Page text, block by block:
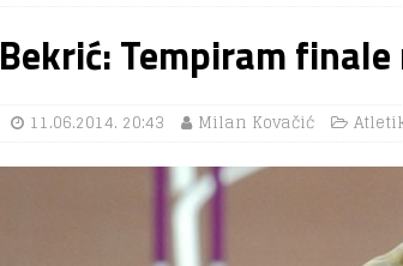
Bekrić: Tempiram finale
11.06.2014. 20:43 Milan Kovačić